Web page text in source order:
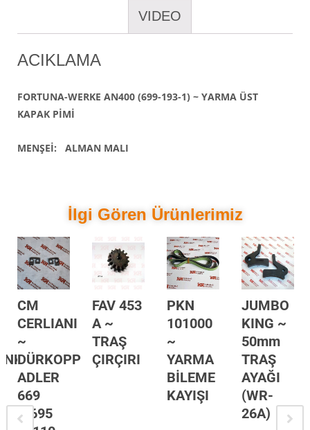
VIDEO
ACIKLAMA
FORTUNA-WERKE AN400 (699-193-1) ~ YARMA ÜST
KAPAK PİMİ
MENŞEİ: ALMAN MALI
İlgi Gören Ürünlerimiz
CM
CERLIANI
~
DÜRKOPP
ADLER
669
(0695
FAV 453
A ~
TRAŞ
ÇIRÇIRI
PKN
101000
~
YARMA
BİLEME
KAYIŞI
JUMBO
KING ~
50mm
TRAŞ
AYAĞI
(WR-
26A)